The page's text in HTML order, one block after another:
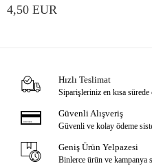
4,50 EUR
Hızlı Teslimat
Siparişleriniz en kısa sürede
Güvenli Alışveriş
Güvenli ve kolay ödeme
Geniş Ürün Yelpazesi
Binlerce ürün ve kampanya